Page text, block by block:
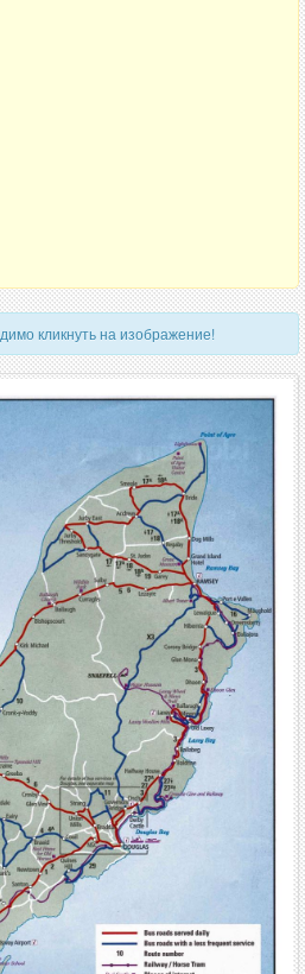
кликнуть на изображение!